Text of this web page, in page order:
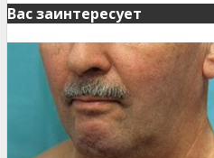
Вас заинтересует